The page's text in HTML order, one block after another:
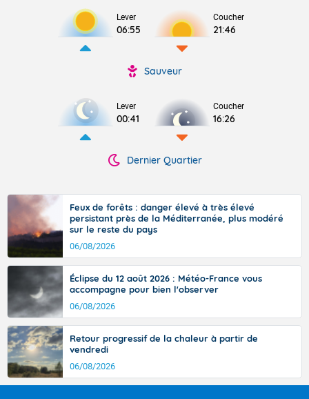
Lever
06:55
Coucher
21:46
Sauveur
Lever
00:41
Coucher
16:26
Dernier Quartier
Feux de forêts : danger élevé à très élevé
persistant près de la Méditerranée, plus modéré
sur le reste du pays
06/08/2026
Éclipse du 12 août 2026 : Météo-France vous
accompagne pour bien l'observer
06/08/2026
Retour progressif de la chaleur à partir de
vendredi
06/08/2026